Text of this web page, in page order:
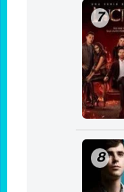
7
8